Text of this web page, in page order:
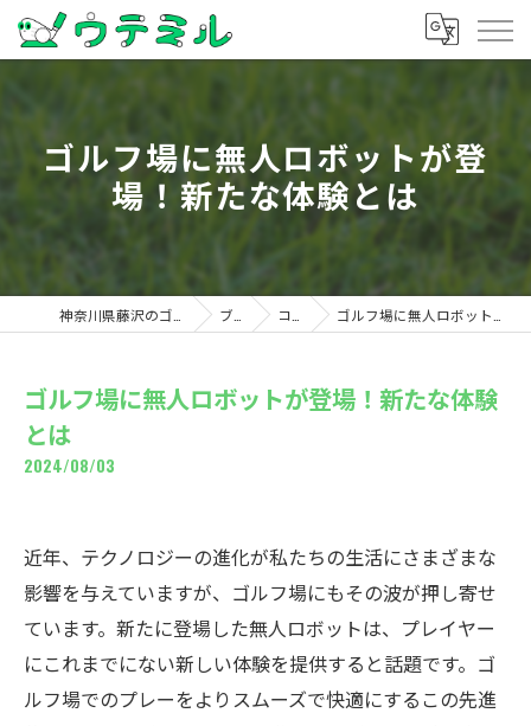
ゴルフ場に無人ロボットが登
場！新たな体験とは
ブログ コラム ゴルフ場に無人ロボットが登場！新たな体験とは
ゴルフ場に無人ロボットが登場！新たな体験
とは
2024/08/03
近年、テクノロジーの進化が私たちの生活にさまざまな
影響を与えていますが、ゴルフ場にもその波が押し寄せ
ています。新たに登場した無人ロボットは、プレイヤー
にこれまでにない新しい体験を提供すると話題です。ゴ
ルフ場でのプレーをよりスムーズで快適にするこの先進